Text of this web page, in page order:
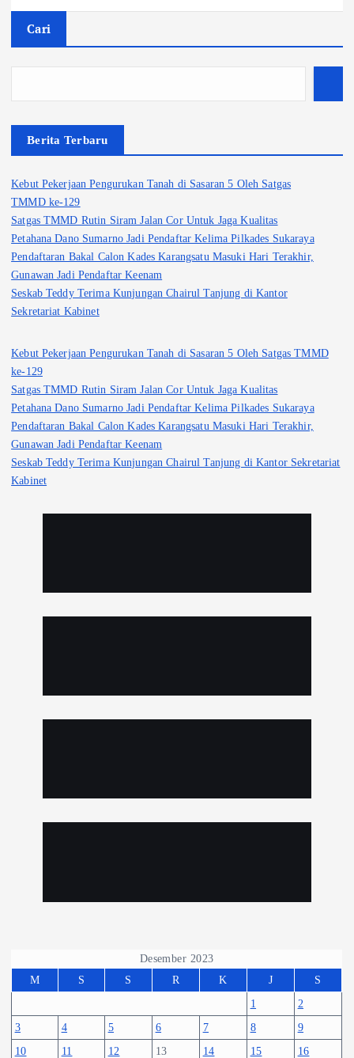
Cari
Berita Terbaru
Kebut Pekerjaan Pengurukan Tanah di Sasaran 5 Oleh Satgas
TMMD ke-129
Satgas TMMD Rutin Siram Jalan Cor Untuk Jaga Kualitas
Petahana Dano Sumarno Jadi Pendaftar Kelima Pilkades Sukaraya
Pendaftaran Bakal Calon Kades Karangsatu Masuki Hari Terakhir,
Gunawan Jadi Pendaftar Keenam
Seskab Teddy Terima Kunjungan Chairul Tanjung di Kantor
Sekretariat Kabinet
Kebut Pekerjaan Pengurukan Tanah di Sasaran 5 Oleh Satgas TMMD
ke-129
Satgas TMMD Rutin Siram Jalan Cor Untuk Jaga Kualitas
Petahana Dano Sumarno Jadi Pendaftar Kelima Pilkades Sukaraya
Pendaftaran Bakal Calon Kades Karangsatu Masuki Hari Terakhir,
Gunawan Jadi Pendaftar Keenam
Seskab Teddy Terima Kunjungan Chairul Tanjung di Kantor Sekretariat
Kabinet
Desember 2023
M
S S R K J
S
1
2
3
4 5 6 7 8
9
10
11 12 13 14 15
16